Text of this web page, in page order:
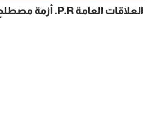
العلاقات العامة P.R. أزمة مصطلح؟